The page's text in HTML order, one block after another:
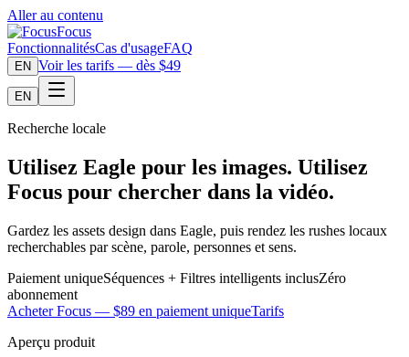
Aller au contenu
Focus
FonctionnalitésCas d'usageFAQ
EN Voir les tarifs — dès $49
EN
Recherche locale
Utilisez Eagle pour les images. Utilisez
Focus pour chercher dans la vidéo.
Gardez les assets design dans Eagle, puis rendez les rushes locaux
recherchables par scène, parole, personnes et sens.
Paiement uniqueSéquences + Filtres intelligents inclusZéro
abonnement
Acheter Focus — $89 en paiement uniqueTarifs
Aperçu produit